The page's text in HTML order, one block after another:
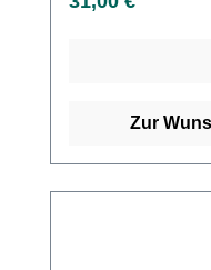
selbsthaftend
Verrutschen. Sie
hautfreundlich
Zur